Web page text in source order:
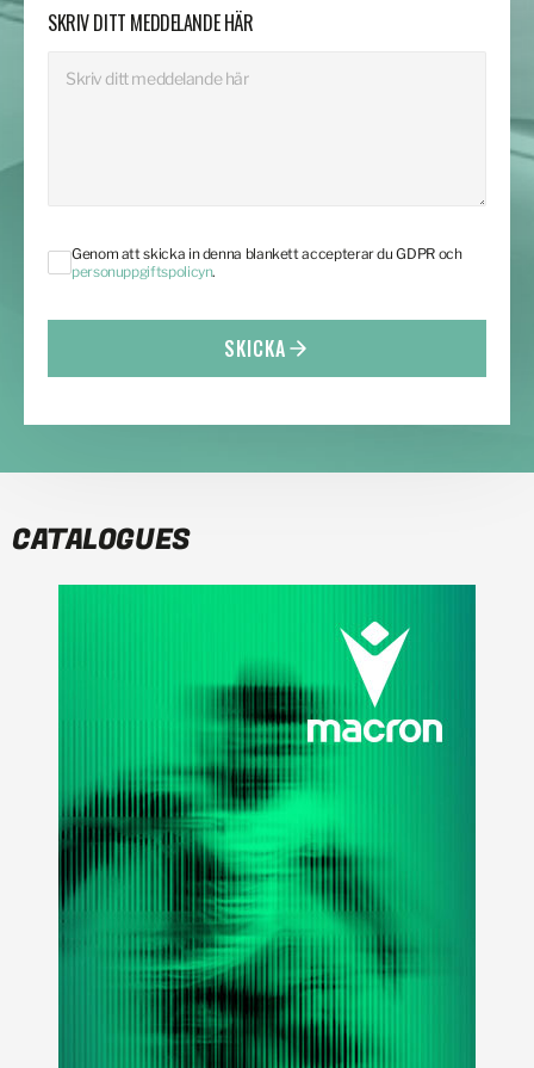
SKRIV DITT MEDDELANDE HÄR
Genom att skicka in denna blankett accepterar du GDPR och
personuppgiftspolicyn.
SKICKA
CATALOGUES